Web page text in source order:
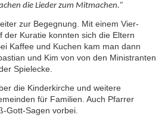
die Lieder zum Mitmachen.“
zur Begegnung. Mit einem Vier-
der Kuratie konnten sich die Eltern
Kaffee und Kuchen kam man dann
und Kim von von den Ministranten
Spielecke.
die Kinderkirche und weitere
für Familien. Auch Pfarrer
Gott-Sagen vorbei.